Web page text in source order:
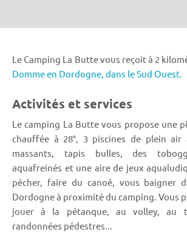
Le Camping La Butte vous reçoit à 2
Domme en Dordogne, dans le Sud Ouest.
Activités et services
Le camping La Butte vous propose une
chauffée à 28°, 3 piscines de plein air
massants, tapis bulles, des
aquafreinés et une aire de jeux
pêcher, faire du canoé, vous baigner
Dordogne à proximité du camping. Vous
jouer à la pétanque, au volley, au
randonnées pédestres...